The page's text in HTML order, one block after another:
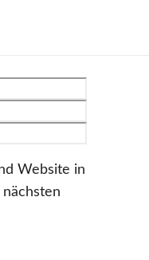
Website in